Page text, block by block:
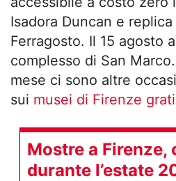
Isadora Duncan e
Ferragosto. Il 15 agosto
complesso di San
mese ci sono altre
sui musei di Firenze
Mostre a Firenze,
durante l’estate